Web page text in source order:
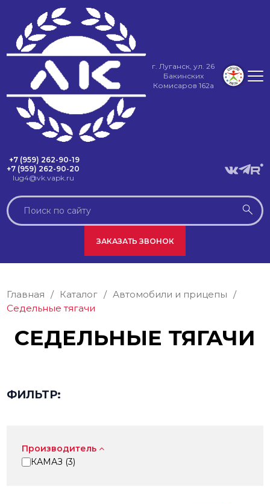
г. Луганск, ул. 26
Бакинских
Комисаров 162а
+7 (959) 262-90-19
+7 (959) 262-90-20
lug4@vk.vapk.ru
ЗАКАЗАТЬ ЗВОНОК
Главная / Каталог / Автомобили и прицепы /
Седельные тягачи
СЕДЕЛЬНЫЕ ТЯГАЧИ
ФИЛЬТР:
Производитель
КАМАЗ (3)